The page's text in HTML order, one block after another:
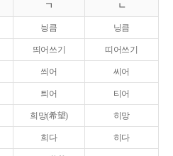
ㄱ ㄴ
닁큼 닝큼
띄어쓰기 띠어쓰기
씌어 씨어
틔어 티어
희망(希望) 히망
희다 히다